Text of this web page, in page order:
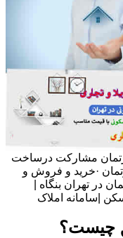
مشارکت درساخت
·خرید و فروش و
در تهران بنگاه |
|سامانه املاک
چیست؟